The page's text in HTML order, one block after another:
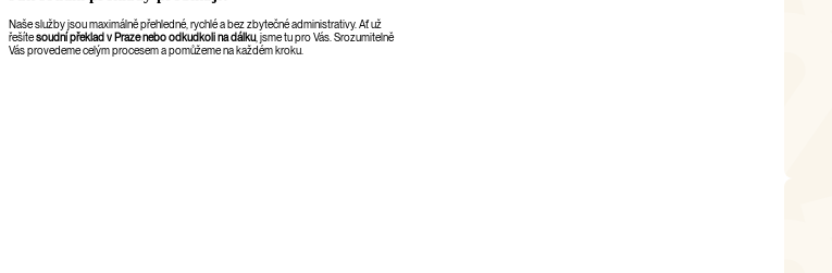
Naše služby jsou maximálně přehledné, rychlé a bez zbytečné administrativy. Ať už
řešítesoudní překlad v Praze nebo odkudkoli na dálku, jsme tu pro Vás. Srozumitelně
Vás provedeme celým procesem a pomůžeme na každém kroku.